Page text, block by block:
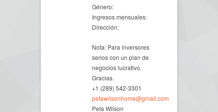
Género:
Ingresos mensuales:
Dirección:
Nota: Para inversores
serios con un plan de
negocios lucrativo.
Gracias.
+1 (289) 542-3301
petawilsonhome@gmail.com
Peta Wilson